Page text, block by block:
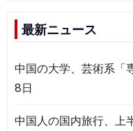
最新ニュース
中国の大学、芸術系「
8日
中国人の国内旅行、上